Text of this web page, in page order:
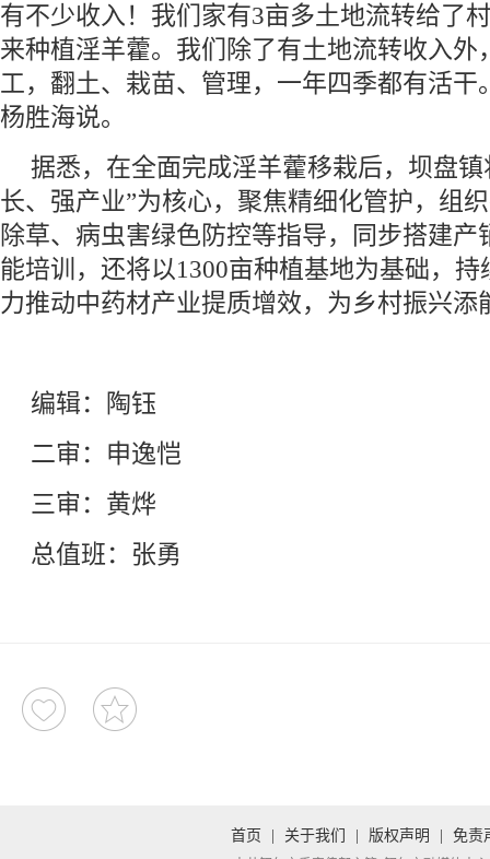
有不少收入！我们家有3亩多土地流转给了
来种植淫羊藿。我们除了有土地流转收入外
工，翻土、栽苗、管理，一年四季都有活干
杨胜海说。
据悉，在全面完成淫羊藿移栽后，坝盘
长、强产业”为核心，聚焦精细化管护，组
除草、病虫害绿色防控等指导，同步搭建产
能培训，还将以1300亩种植基地为基础，
力推动中药材产业提质增效，为乡村振兴添
编辑：陶钰
二审：申逸恺
三审：黄烨
总值班：张勇
首页 关于我们 版权声明 免责